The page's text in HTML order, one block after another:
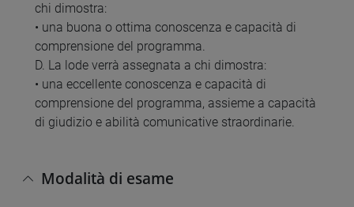
chi dimostra:
• una buona o ottima conoscenza e capacità di
comprensione del programma.
D. La lode verrà assegnata a chi dimostra:
• una eccellente conoscenza e capacità di
comprensione del programma, assieme a capacità
di giudizio e abilità comunicative straordinarie.
Modalità di esame